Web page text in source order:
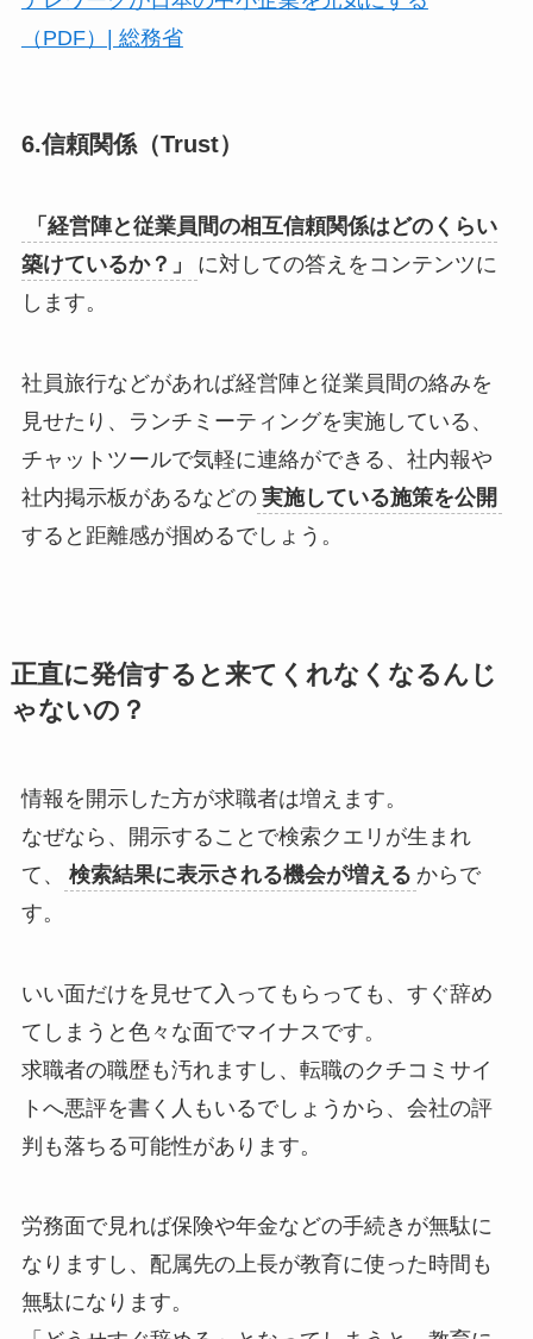
（PDF）| 総務省
6.信頼関係（Trust）
「経営陣と従業員間の相互信頼関係はどのくらい
築けているか？」
に対しての答えをコンテンツに
します。
社員旅行などがあれば経営陣と従業員間の絡みを
見せたり、ランチミーティングを実施している、
チャットツールで気軽に連絡ができる、社内報や
社内掲示板があるなどの 実施している施策を公開
すると距離感が掴めるでしょう。
正直に発信すると来てくれなくなるんじ
ゃないの？
情報を開示した方が求職者は増えます。
なぜなら、開示することで検索クエリが生まれ
て、
検索結果に表示される機会が増える からで
す。
いい面だけを見せて入ってもらっても、すぐ辞め
てしまうと色々な面でマイナスです。
求職者の職歴も汚れますし、転職のクチコミサイ
トへ悪評を書く人もいるでしょうから、会社の評
判も落ちる可能性があります。
労務面で見れば保険や年金などの手続きが無駄に
なりますし、配属先の上長が教育に使った時間も
無駄になります。